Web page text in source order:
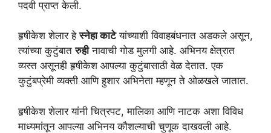
पदवी प्राप्त केली.
हृषीकेश शेलार हेस्नेहा काटेयांच्याशी विवाहबंधनात अडकले असून,
त्यांच्या कुटुंबातरुहीनावाची गोड मुलगी आहे. अभिनय क्षेत्रात
व्यस्त असूनही हृषीकेश आपल्या कुटुंबासाठी वेळ देतात. एक
कुटुंबप्रेमी व्यक्ती आणि हुशार अभिनेता म्हणून ते ओळखले जातात.
हृषीकेश शेलार यांनी चित्रपट, मालिका आणि नाटक अशा विविध
माध्यमांतून आपल्या अभिनय कौशल्याची चुणूक दाखवली आहे.